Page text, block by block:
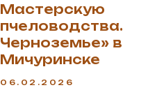
Мастерскую
пчеловодства.
Черноземье» в
Мичуринске
06.02.2026